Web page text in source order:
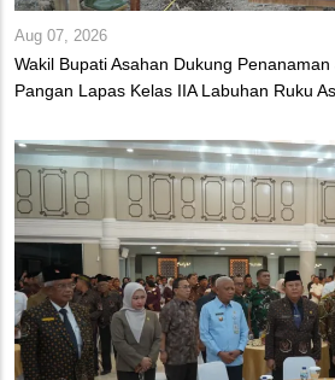
Aug 07, 2026
Wakil Bupati Asahan Dukung
Pangan Lapas Kelas IIA Labuhan Ruku